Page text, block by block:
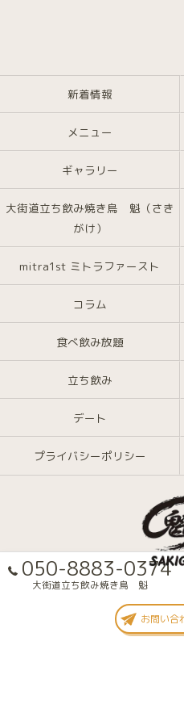
050-8883-0374
大街道立ち飲み焼き鳥 魁
お問い合
新着情報
メニュー
ギャラリー
大街道立ち飲み焼き鳥 魁（さき
がけ）
mitra1st ミトラファースト
コラム
食べ飲み放題
立ち飲み
デート
プライバシーポリシー
© 2026 愛媛県大街道の焼き鳥なら大
RIGHTS